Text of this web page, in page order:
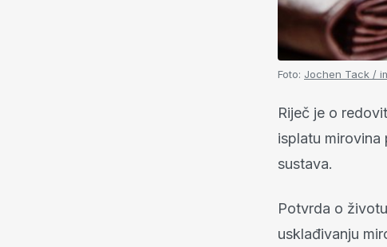
Foto: Jochen Tack /
Riječ je o
isplatu mirovina
sustava.
Potvrda o
usklađivanju